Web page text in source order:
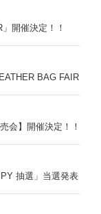
開催決定！！
BAG FAIR
会】開催決定！！
抽選」当選発表